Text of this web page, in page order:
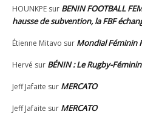
HOUNKPE sur BENIN FOOTBALL
hausse de subvention, la FBF
Étienne Mitavo sur Mondial Féminin
Hervé sur BÉNIN : Le Rugby-
Jeff Jafaite sur MERCATO
Jeff Jafaite sur MERCATO